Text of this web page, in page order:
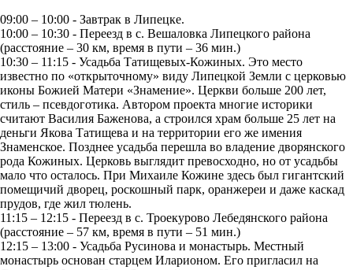
09:00 – 10:00 - Завтрак в Липецке.
10:00 – 10:30 - Переезд в с. Вешаловка Липецкого района
(расстояние – 30 км, время в пути – 36 мин.)
10:30 – 11:15 - Усадьба Татищевых-Кожиных. Это место
известно по «открыточному» виду Липецкой Земли с церковью
иконы Божией Матери «Знамение». Церкви больше 200 лет,
стиль – псевдоготика. Автором проекта многие историки
считают Василия Баженова, а строился храм больше 25 лет на
деньги Якова Татищева и на территории его же имения
Знаменское. Позднее усадьба перешла во владение дворянского
рода Кожиных. Церковь выглядит превосходно, но от усадьбы
мало что осталось. При Михаиле Кожине здесь был гигантский
помещичий дворец, роскошный парк, оранжереи и даже каскад
прудов, где жил тюлень.
11:15 – 12:15 - Переезд в с. Троекурово Лебедянского района
(расстояние – 57 км, время в пути – 51 мин.)
12:15 – 13:00 - Усадьба Русинова и монастырь. Местный
монастырь основан старцем Иларионом. Его пригласил на